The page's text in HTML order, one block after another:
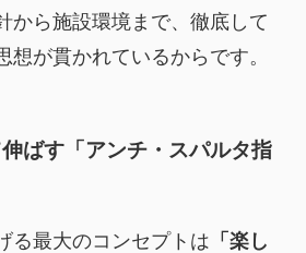
から施設環境まで、徹底して
想が貫かれているからです。
ばす「アンチ・スパルタ指
る最大のコンセプトは 「楽し